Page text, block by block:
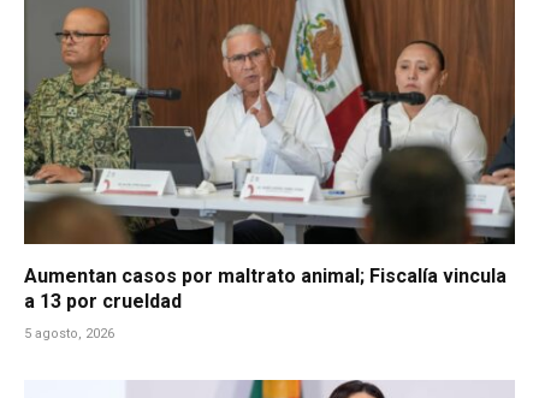
Aumentan casos por maltrato animal; Fiscalía vincula
a 13 por crueldad
5 agosto, 2026